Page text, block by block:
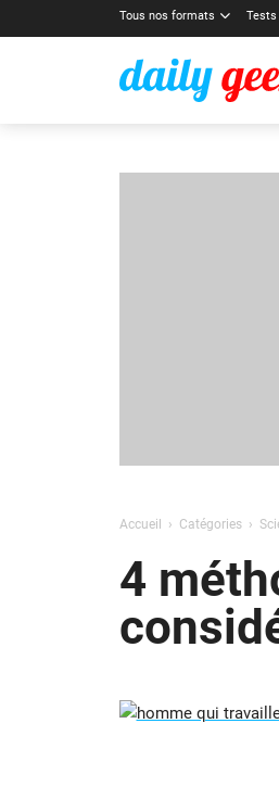
Tous nos formats Tests
Accueil Catégories
4